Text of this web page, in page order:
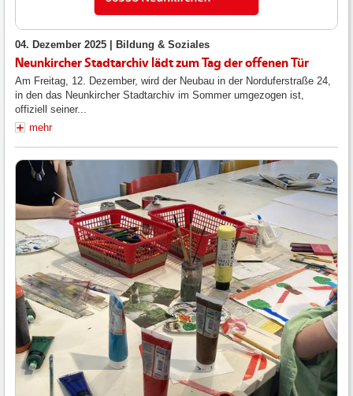
04. Dezember 2025 | Bildung & Soziales
Neunkircher Stadtarchiv lädt zum Tag der offenen Tür
Am Freitag, 12. Dezember, wird der Neubau in der Norduferstraße 24,
in den das Neunkircher Stadtarchiv im Sommer umgezogen ist,
offiziell seiner...
mehr